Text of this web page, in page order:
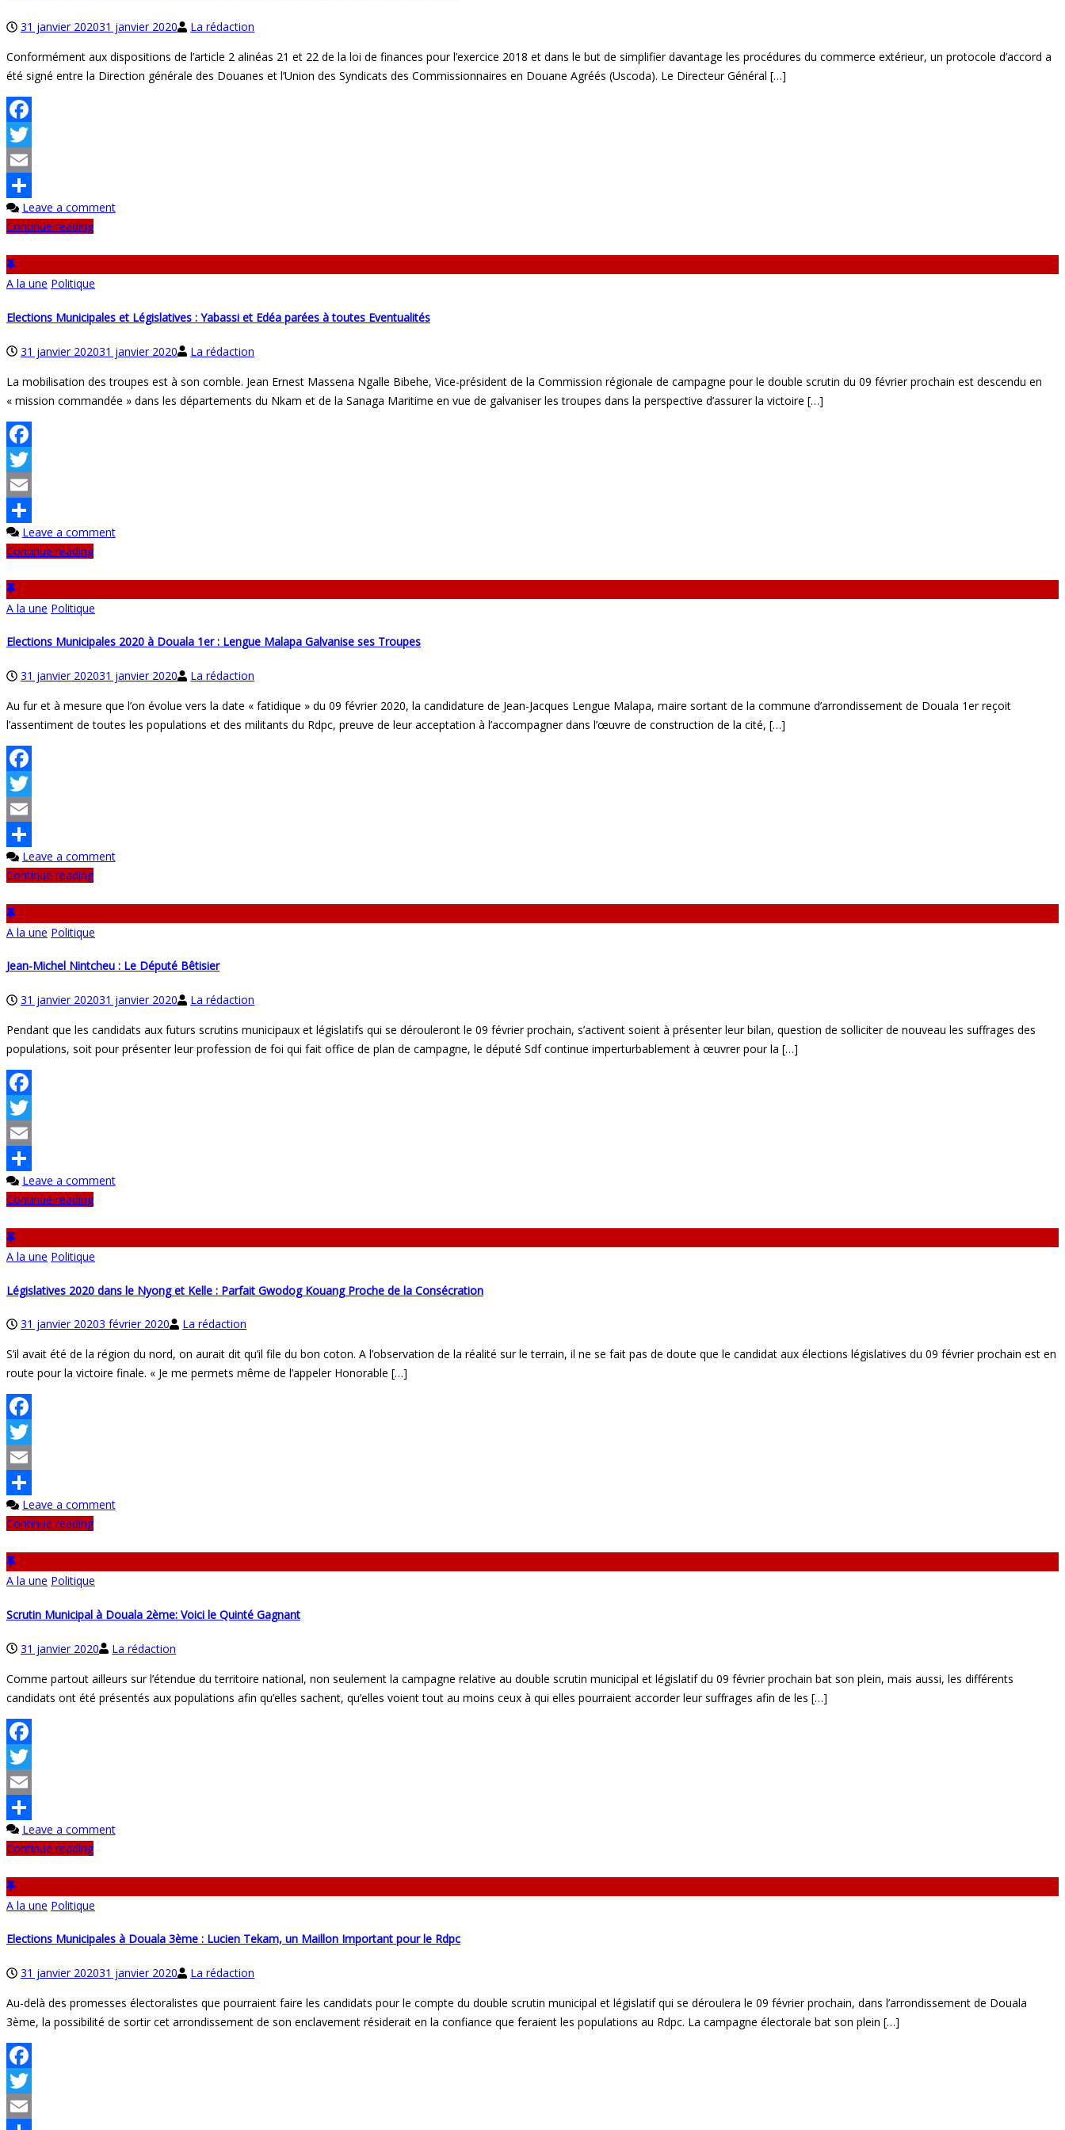
31 janvier 202031 janvier 2020
La rédaction
Conformément aux dispositions de l’article 2 alinéas 21 et 22 de la loi de finances pour l’exercice 2018 et dans le but de simplifier davantage les procédures du commerce extérieur, un protocole d’accord a
été signé entre la Direction générale des Douanes et l’Union des Syndicats des Commissionnaires en Douane Agréés (Uscoda). Le Directeur Général […]
Facebook
Twitter
Email
Partager
Leave a comment
Continue reading
A la une Politique
Elections Municipales et Législatives : Yabassi et Edéa parées à toutes Eventualités
31 janvier 202031 janvier 2020
La rédaction
La mobilisation des troupes est à son comble. Jean Ernest Massena Ngalle Bibehe, Vice-président de la Commission régionale de campagne pour le double scrutin du 09 février prochain est descendu en
« mission commandée » dans les départements du Nkam et de la Sanaga Maritime en vue de galvaniser les troupes dans la perspective d’assurer la victoire […]
Facebook
Twitter
Email
Partager
Leave a comment
Continue reading
A la une Politique
Elections Municipales 2020 à Douala 1er : Lengue Malapa Galvanise ses Troupes
31 janvier 202031 janvier 2020
La rédaction
Au fur et à mesure que l’on évolue vers la date « fatidique » du 09 février 2020, la candidature de Jean-Jacques Lengue Malapa, maire sortant de la commune d’arrondissement de Douala 1er reçoit
l’assentiment de toutes les populations et des militants du Rdpc, preuve de leur acceptation à l’accompagner dans l’œuvre de construction de la cité, […]
Facebook
Twitter
Email
Partager
Leave a comment
Continue reading
A la une Politique
Jean-Michel Nintcheu : Le Député Bêtisier
31 janvier 202031 janvier 2020
La rédaction
Pendant que les candidats aux futurs scrutins municipaux et législatifs qui se dérouleront le 09 février prochain, s’activent soient à présenter leur bilan, question de solliciter de nouveau les suffrages des
populations, soit pour présenter leur profession de foi qui fait office de plan de campagne, le député Sdf continue imperturbablement à œuvrer pour la […]
Facebook
Twitter
Email
Partager
Leave a comment
Continue reading
A la une Politique
Législatives 2020 dans le Nyong et Kelle : Parfait Gwodog Kouang Proche de la Consécration
31 janvier 20203 février 2020
La rédaction
S’il avait été de la région du nord, on aurait dit qu’il file du bon coton. A l’observation de la réalité sur le terrain, il ne se fait pas de doute que le candidat aux élections législatives du 09 février prochain est en
route pour la victoire finale. « Je me permets même de l’appeler Honorable […]
Facebook
Twitter
Email
Partager
Leave a comment
Continue reading
A la une Politique
Scrutin Municipal à Douala 2ème: Voici le Quinté Gagnant
31 janvier 2020
La rédaction
Comme partout ailleurs sur l’étendue du territoire national, non seulement la campagne relative au double scrutin municipal et législatif du 09 février prochain bat son plein, mais aussi, les différents
candidats ont été présentés aux populations afin qu’elles sachent, qu’elles voient tout au moins ceux à qui elles pourraient accorder leur suffrages afin de les […]
Facebook
Twitter
Email
Partager
Leave a comment
Continue reading
A la une Politique
Elections Municipales à Douala 3ème : Lucien Tekam, un Maillon Important pour le Rdpc
31 janvier 202031 janvier 2020
La rédaction
Au-delà des promesses électoralistes que pourraient faire les candidats pour le compte du double scrutin municipal et législatif qui se déroulera le 09 février prochain, dans l’arrondissement de Douala
3ème, la possibilité de sortir cet arrondissement de son enclavement résiderait en la confiance que feraient les populations au Rdpc. La campagne électorale bat son plein […]
Facebook
Twitter